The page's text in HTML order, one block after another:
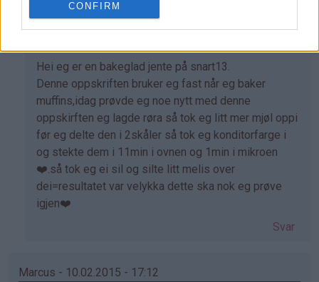
CONFIRM
Adele
bekreftet)
Som
svar
på
av
Jassi
(ikke
bekreftet)
Hei eg er en bakeglad jente på snart13.
Denne oppskriften bruker eg fast når eg baker
muffins,idag prøvde eg noe nytt med denne
oppskirften eg lagde røra så tok eg litt mer mjøl oppi
før eg delte den i 2skåler så tok eg konditorfarge i
og stekte dem i 11min i ovnen og 1min i mikroen
❤️.så tok eg ei sil og silte litt melis over
dei=resultatet var velykka dette ska nok eg prøve
igjen❤️
Svar
Marcus - 10.02.2015 - 17:12